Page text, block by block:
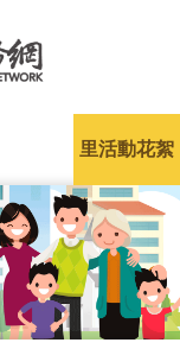
里活動花絮